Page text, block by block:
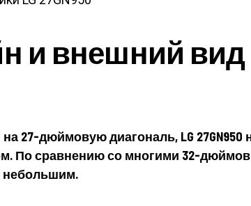
и внешний вид
27-дюймовую диагональ, LG
По сравнению со многими 32-
небольшим.